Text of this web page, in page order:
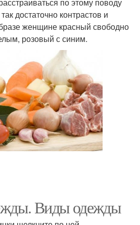
по этому поводу
достаточно контрастов и
женщине красный свободно
розовый с синим.
Виды одежды